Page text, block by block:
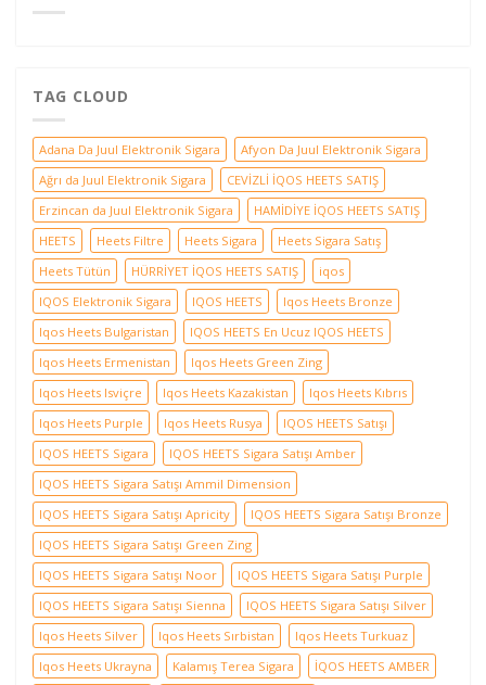
TAG CLOUD
Adana Da Juul Elektronik Sigara
Afyon Da Juul Elektronik Sigara
Ağrı da Juul Elektronik Sigara
CEVİZLİ İQOS HEETS SATIŞ
Erzincan da Juul Elektronik Sigara
HAMİDİYE İQOS HEETS SATIŞ
HEETS
Heets Filtre Heets Sigara
Heets Sigara Satış
Heets Tütün
HÜRRİYET İQOS HEETS SATIŞ
iqos
IQOS Elektronik Sigara
IQOS HEETS
Iqos Heets Bronze
Iqos Heets Bulgaristan
IQOS HEETS En Ucuz IQOS HEETS
Iqos Heets Ermenistan
Iqos Heets Green Zing
Iqos Heets Isviçre
Iqos Heets Kazakistan
Iqos Heets Kıbrıs
Iqos Heets Purple
Iqos Heets Rusya
IQOS HEETS Satışı
IQOS HEETS Sigara
IQOS HEETS Sigara Satışı Amber
IQOS HEETS Sigara Satışı Ammil Dimension
IQOS HEETS Sigara Satışı Apricity
IQOS HEETS Sigara Satışı Bronze
IQOS HEETS Sigara Satışı Green Zing
IQOS HEETS Sigara Satışı Noor
IQOS HEETS Sigara Satışı Purple
IQOS HEETS Sigara Satışı Sienna
IQOS HEETS Sigara Satışı Silver
Iqos Heets Silver
Iqos Heets Sırbistan
Iqos Heets Turkuaz
Iqos Heets Ukrayna
Kalamış Terea Sigara
İQOS HEETS AMBER